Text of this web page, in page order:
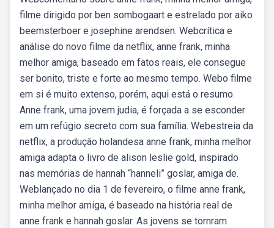
filme dirigido por ben sombogaart e estrelado por aiko
beemsterboer e josephine arendsen. Webcrítica e
análise do novo filme da netflix, anne frank, minha
melhor amiga, baseado em fatos reais, ele consegue
ser bonito, triste e forte ao mesmo tempo. Webo filme
em si é muito extenso, porém, aqui está o resumo.
Anne frank, uma jovem judia, é forçada a se esconder
em um refúgio secreto com sua família. Webestreia da
netflix, a produção holandesa anne frank, minha melhor
amiga adapta o livro de alison leslie gold, inspirado
nas memórias de hannah “hanneli” goslar, amiga de.
Weblançado no dia 1 de fevereiro, o filme anne frank,
minha melhor amiga, é baseado na história real de
anne frank e hannah goslar. As jovens se tornram.